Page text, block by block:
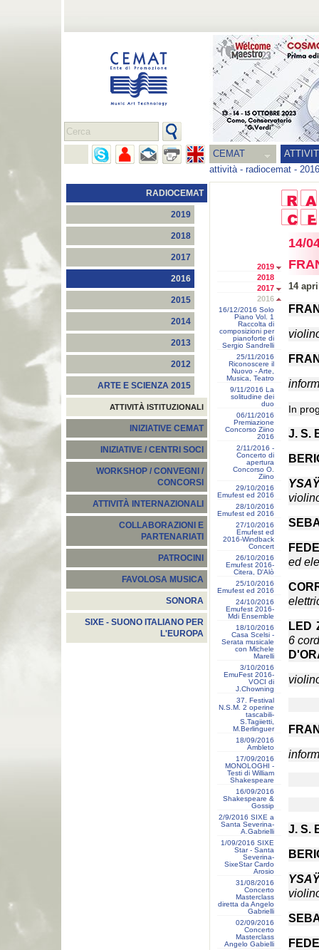
CEMAT
attività- radiocemat - 2016
RADIOCEMAT
2019
2018
2017
2016
2015
2014
2013
2012
ARTE E SCIENZA 2015
ATTIVITÀ ISTITUZIONALI
INIZIATIVE CEMAT
INIZIATIVE / CENTRI SOCI
WORKSHOP / CONVEGNI /
CONCORSI
ATTIVITÀ INTERNAZIONALI
COLLABORAZIONI E
PARTENARIATI
PATROCINI
FAVOLOSA MUSICA
SONORA
SIXE - SUONO ITALIANO PER
L'EUROPA
2019
2018
2017
2016
16/12/2016 Solo
Piano Vol. 1
Raccolta di
composizioni per
pianoforte di
Sergio Sandrelli
25/11/2016
Riconoscere il
Nuovo - Arte,
Musica, Teatro
9/11/2016 La
solitudine dei
duo
06/11/2016
Premiazione
Concorso Ziino
2016
2/11/2016 -
Concerto di
apertura
Concorso O.
Ziino
29/10/2016
Emufest ed 2016
28/10/2016
Emufest ed 2016
27/10/2016
Emufest ed
2016-Windback
Concert
26/10/2016
Emufest 2016-
Citera, D'Alò
25/10/2016
Emufest ed 2016
24/10/2016
Emufest 2016-
Mdi Ensemble
18/10/2016
Casa Scelsi -
Serata musicale
con Michele
Marelli
3/10/2016
EmuFest 2016-
VOCI di
J.Chowning
37. Festival
N.S.M. 2 operine
tascabili-
S.Tagiietti,
M.Berlinguer
18/09/2016
Ambleto
17/09/2016
MONOLOGHI -
Testi di William
Shakespeare
16/09/2016
Shakespeare &
Gossip
2/9/2016 SIXE a
Santa Severina-
A.Gabrielli
1/09/2016 SIXE
Star - Santa
Severina-
SixeStar Cardo
Arosio
31/08/2016
Concerto
Masterclass
diretta da Angelo
Gabrielli
02/09/2016
Concerto
Masterclass
Angelo Gabielli
14/
14
In
J. S.
ed
LED
6
J. S.